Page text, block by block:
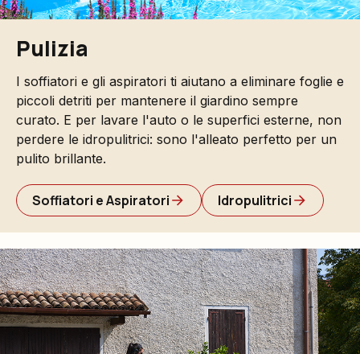
Pulizia
I soffiatori e gli aspiratori ti aiutano a eliminare foglie e
piccoli detriti per mantenere il giardino sempre
curato. E per lavare l'auto o le superfici esterne, non
perdere le idropulitrici: sono l'alleato perfetto per un
pulito brillante.
Soffiatori e Aspiratori Idropulitrici